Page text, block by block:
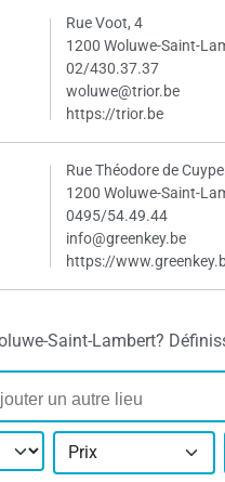
Rue Voot, 4
1200 Woluwe-Saint-
02/430.37.37
woluwe@trior.be
https://trior.be
Rue Théodore de
1200 Woluwe-Saint-
0495/54.49.44
info@greenkey.be
https://
Saint-Lambert?
Prix